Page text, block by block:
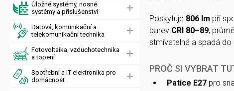
Úložné systémy, nosné
systémy a příslušenství
Datová, komunikační a
telekomunikační technika
Fotovoltaika, vzduchotechnika
a topení
Spotřební a IT elektronika pro
domácnost
Poskytuje 806 lm při
barev CRI 80–89,
stmívatelná a spadá
PROČ SI VYBRAT
Patice E27 pro